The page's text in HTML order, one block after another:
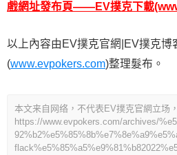
戲網址發布頁——EV撲克下載
以上內容由EV撲克官網|EV撲克博
(www.evpokers.com)整理髮布。
本文来自网络，不代表EV撲克官網立场
https://www.evpokers.com/archives/